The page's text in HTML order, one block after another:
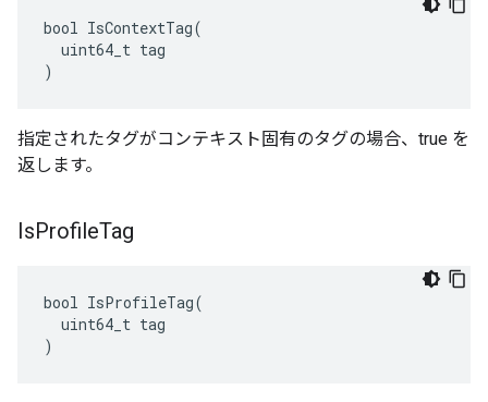
bool IsContextTag(
  uint64_t tag
)
指定されたタグがコンテキスト固有のタグの場合、true を
返します。
IsProfileTag
bool IsProfileTag(
  uint64_t tag
)